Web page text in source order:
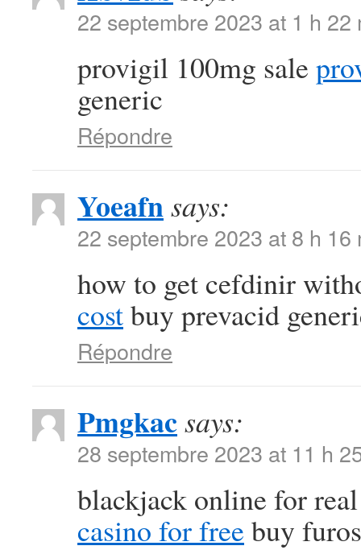
22 septembre 2023 at 1 h 22
provigil 100mg sale
generic
Répondre
Yoeafnsays:
22 septembre 2023 at 8 h 16
how to get cefdinir
costbuy prevacid
Répondre
Pmgkacsays:
28 septembre 2023 at 11 h
blackjack online for
casino for free buy